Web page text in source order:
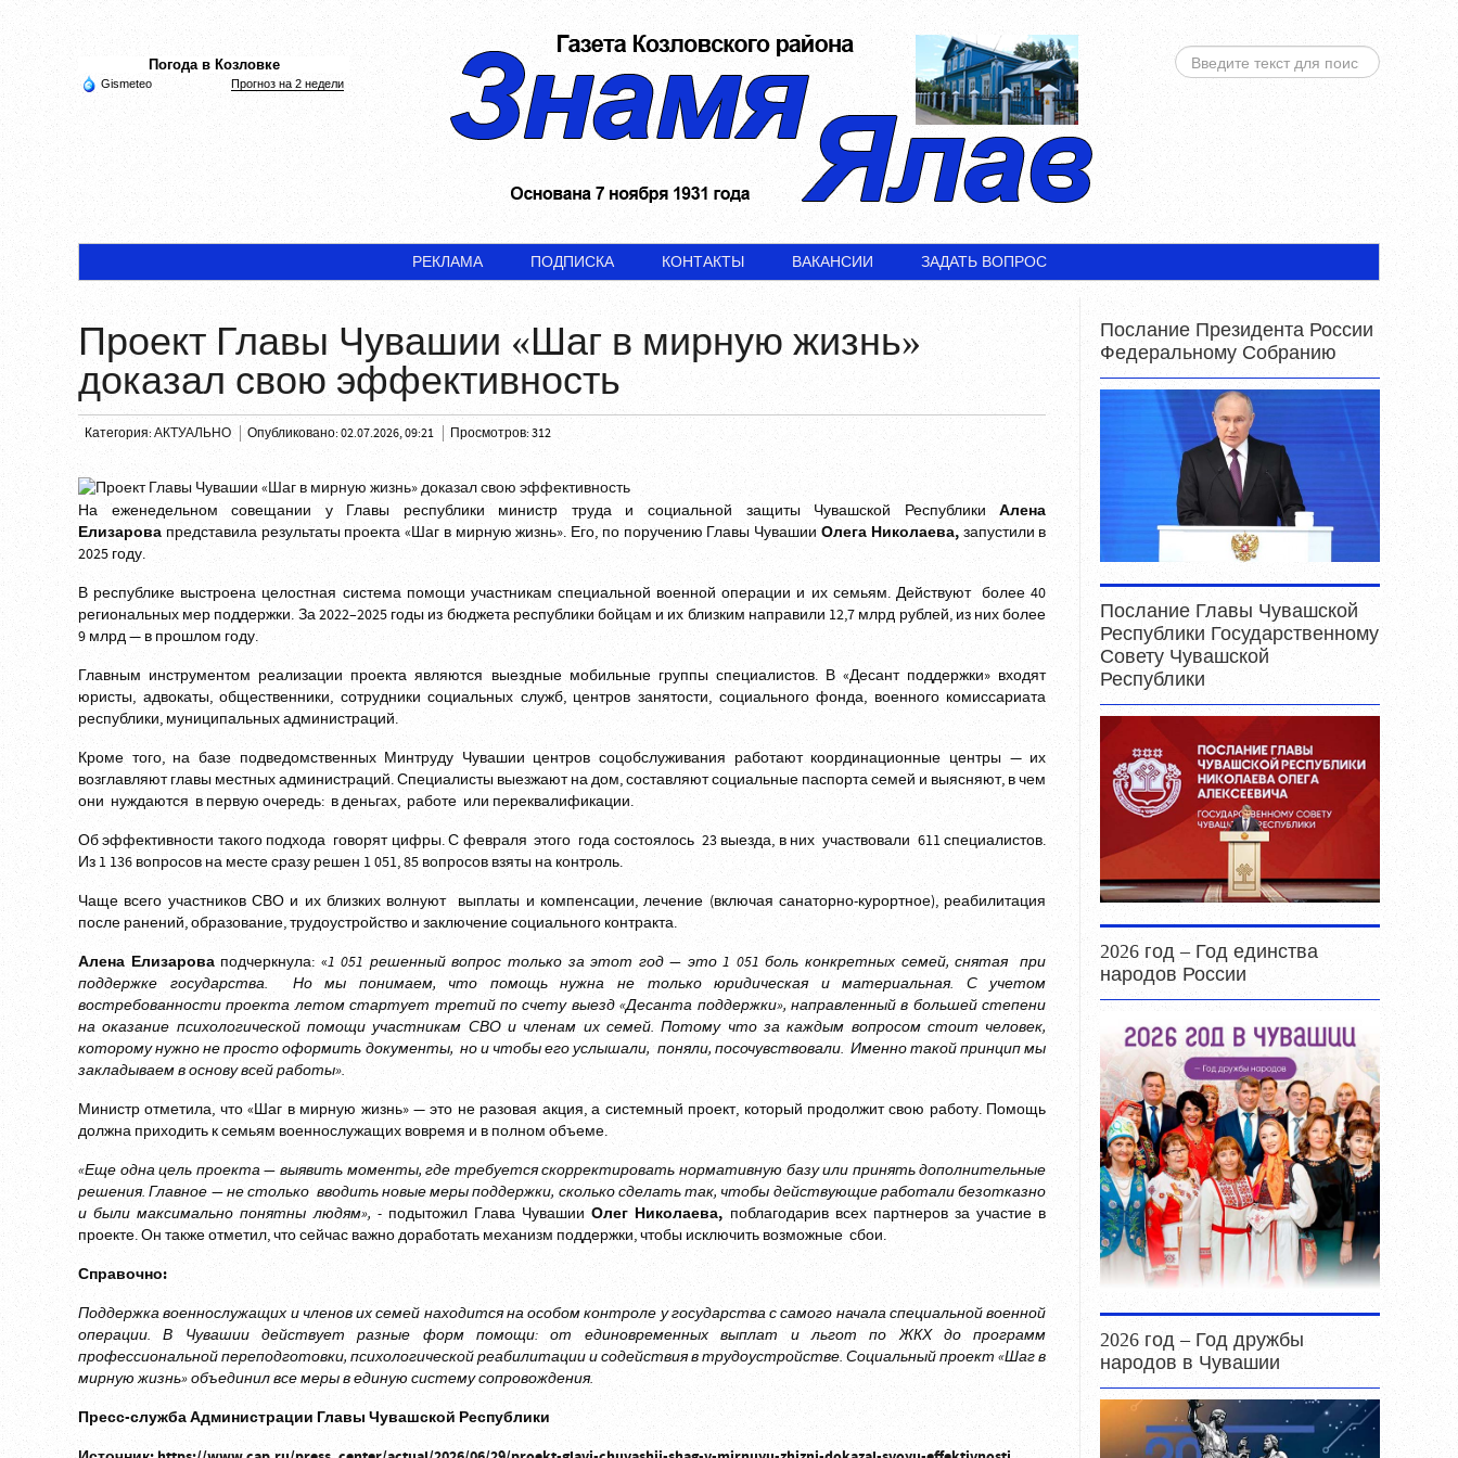
Погода в Козловке
Gismeteo Прогноз на 2 недели
ИСКАТЬ...
РЕКЛАМА ПОДПИСКА КОНТАКТЫ ВАКАНСИИ ЗАДАТЬ ВОПРОС
Проект Главы Чувашии «Шаг в мирную жизнь»
доказал свою эффективность
Категория: АКТУАЛЬНО Опубликовано: 02.07.2026, 09:21 Просмотров: 312
На еженедельном совещании у Главы республики министр труда и социальной защиты Чувашской РеспубликиАлена
Елизарова представила результаты проекта «Шаг в мирную жизнь». Его, по поручению Главы ЧувашииОлега Николаева, запустили в
2025 году.
В республике выстроена целостная система помощи участникам специальной военной операции и их семьям. Действуют более 40
региональных мер поддержки. За 2022–2025 годы из бюджета республики бойцам и их близким направили 12,7 млрд рублей, из них более
9 млрд — в прошлом году.
Главным инструментом реализации проекта являются выездные мобильные группы специалистов. В «Десант поддержки» входят
юристы, адвокаты, общественники, сотрудники социальных служб, центров занятости, социального фонда, военного комиссариата
республики, муниципальных администраций.
Кроме того, на базе подведомственных Минтруду Чувашии центров соцобслуживания работают координационные центры — их
возглавляют главы местных администраций. Специалисты выезжают на дом, составляют социальные паспорта семей и выясняют, в чем
они нуждаются в первую очередь: в деньгах, работе или переквалификации.
Об эффективности такого подхода говорят цифры. С февраля этого года состоялось 23 выезда, в них участвовали 611 специалистов.
Из 1 136 вопросов на месте сразу решен 1 051, 85 вопросов взяты на контроль.
Чаще всего участников СВО и их близких волнуют выплаты и компенсации, лечение (включая санаторно-курортное), реабилитация
после ранений, образование, трудоустройство и заключение социального контракта.
Алена Елизароваподчеркнула: «1 051 решенный вопрос только за этот год — это 1 051 боль конкретных семей, снятая при
поддержке государства. Но мы понимаем, что помощь нужна не только юридическая и материальная. С учетом
востребованности проекта летом стартует третий по счету выезд «Десанта поддержки», направленный в большей степени
на оказание психологической помощи участникам СВО и членам их семей. Потому что за каждым вопросом стоит человек,
которому нужно не просто оформить документы, но и чтобы его услышали, поняли, посочувствовали. Именно такой принцип мы
закладываем в основу всей работы».
Министр отметила, что «Шаг в мирную жизнь» — это не разовая акция, а системный проект, который продолжит свою работу. Помощь
должна приходить к семьям военнослужащих вовремя и в полном объеме.
«Еще одна цель проекта — выявить моменты, где требуется скорректировать нормативную базу или принять дополнительные
решения. Главное — не столько вводить новые меры поддержки, сколько сделать так, чтобы действующие работали безотказно
и были максимально понятны людям», -подытожил Глава ЧувашииОлег Николаева, поблагодарив всех партнеров за участие в
проекте. Он также отметил, что сейчас важно доработать механизм поддержки, чтобы исключить возможные сбои.
Справочно:
Поддержка военнослужащих и членов их семей находится на особом контроле у государства с самого начала специальной военной
операции. В Чувашии действует разные форм помощи: от единовременных выплат и льгот по ЖКХ до программ
профессиональной переподготовки, психологической реабилитации и содействия в трудоустройстве. Социальный проект «Шаг в
мирную жизнь» объединил все меры в единую систему сопровождения.
Пресс-служба Администрации Главы Чувашской Республики
Послание Президента России
Федеральному Собранию
Послание Главы Чувашской
Республики Государственному
Совету Чувашской
Республики
2026 год – Год единства
народов России
2026 год – Год дружбы
народов в Чувашии